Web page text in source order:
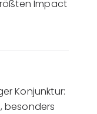
Impact
Konjunktur:
besonders